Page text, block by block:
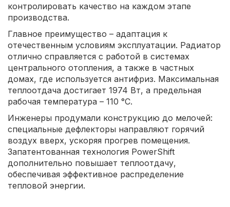
контролировать качество на каждом этапе
производства.
Главное преимущество – адаптация к
отечественным условиям эксплуатации. Радиатор
отлично справляется с работой в системах
центрального отопления, а также в частных
домах, где используется антифриз. Максимальная
теплоотдача достигает 1974 Вт, а предельная
рабочая температура – 110 °C.
Инженеры продумали конструкцию до мелочей:
специальные дефлекторы направляют горячий
воздух вверх, ускоряя прогрев помещения.
Запатентованная технология PowerShift
дополнительно повышает теплоотдачу,
обеспечивая эффективное распределение
тепловой энергии.